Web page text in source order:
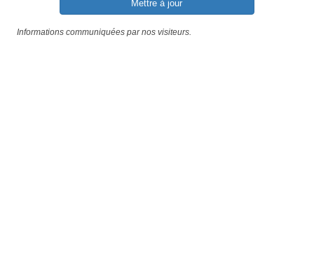
Mettre à jour
Informations communiquées par nos visiteurs.